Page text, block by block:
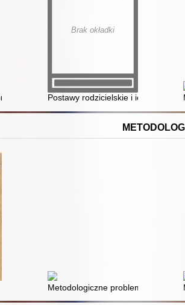
aborcji: garść argumentów do rozmowy z
Brak okładki
Postawy rodzicielskie i ich wpływ
Metodologiczne problemy